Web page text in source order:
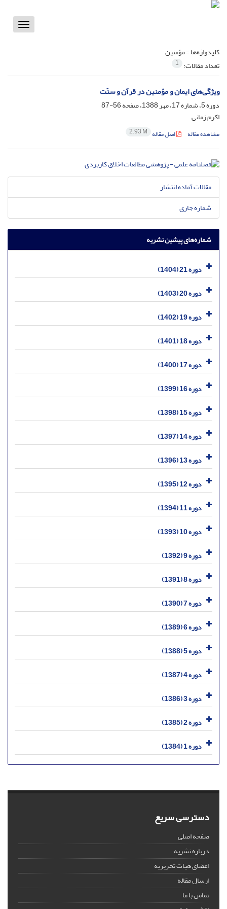
Toggle
کلیدواژه‌ها =مؤمنین
تعداد مقالات: 1
ویژگی‌های ایمان و مؤمنین در قرآن و سنّت
دوره 5، شماره 17، مهر 1388، صفحه
56-87
اکرم زمانی
مشاهده مقاله اصل مقاله 2.93 M
مقالات آماده انتشار
شماره جاری
شماره‌های پیشین نشریه
دوره 21 (1404)
دوره 20 (1403)
دوره 19 (1402)
دوره 18 (1401)
دوره 17 (1400)
دوره 16 (1399)
دوره 15 (1398)
دوره 14 (1397)
دوره 13 (1396)
دوره 12 (1395)
دوره 11 (1394)
دوره 10 (1393)
دوره 9 (1392)
دوره 8 (1391)
دوره 7 (1390)
دوره 6 (1389)
دوره 5 (1388)
دوره 4 (1387)
دوره 3 (1386)
دوره 2 (1385)
دوره 1 (1384)
دسترسی سریع
صفحه اصلی
درباره نشریه
اعضای هیات تحریریه
ارسال مقاله
تماس با ما